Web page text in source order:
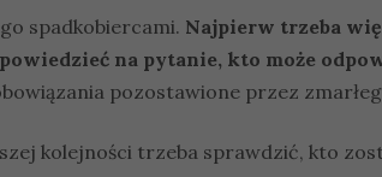
spadkobiercami. Najpierw trzeba
na pytanie, kto może
pozostawione przez
kolejności trzeba sprawdzić, kto